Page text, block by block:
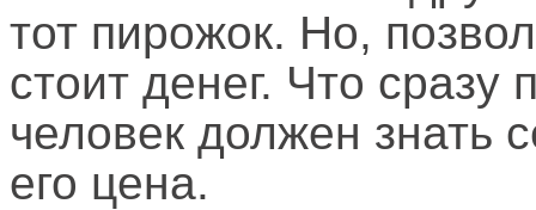
тот пирожок. Но,
стоит денег. Что
человек должен знать
его цена.